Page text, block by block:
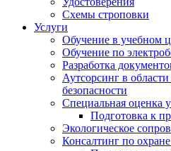
Схемы строповки
Услуги
Обучение в учебном
Обучение по
Разработка
Аутсорсинг в
безопасности
Специальная оценка
Подготовка к
Экологическое
Консалтинг по охране